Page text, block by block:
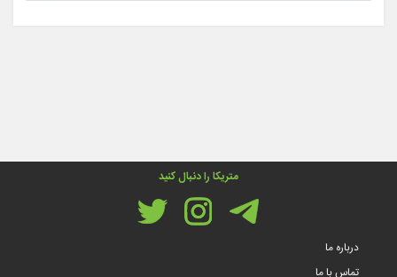
متریکا را دنبال کنید
درباره ما
تماس با ما